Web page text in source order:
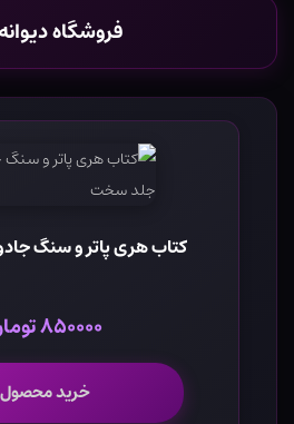
فروشگاه
کتاب هری پاتر و سنگ
۸۵۰۰۰۰ تومان
خرید محصول